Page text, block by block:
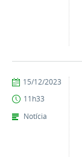
publicado
15/12/2023
11h33
Notícia